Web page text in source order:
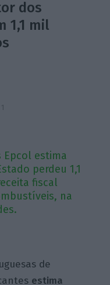
dos
1,1 mil
1
Epcol estima
perdeu 1,1
fiscal
na
de
estima